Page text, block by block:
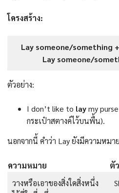
โครงสร้าง:
Lay someone/something
Lay someone/
ตัวอย่าง:
I don’t like to laymy
กระเป๋าสตางค์ไว้บนพื้น).
นอกจากนี้ คำว่า Lay ยังมีความหม
ความหมาย
ตั
วางหรือเอาของสิ่งใดสิ่งหนึ่ง